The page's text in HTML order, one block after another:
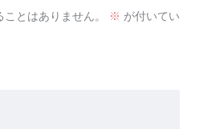
とはありません。 ※ が付いてい